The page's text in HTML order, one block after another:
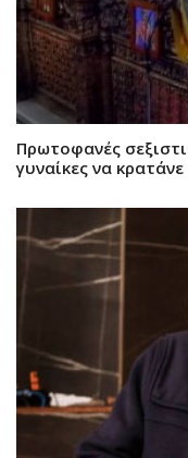
Πρωτοφανές
γυναίκες να